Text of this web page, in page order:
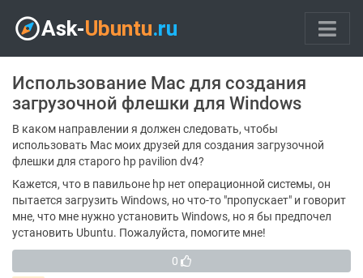
Использование Mac для создания
загрузочной флешки для Windows
В каком направлении я должен следовать, чтобы
использовать Mac моих друзей для создания загрузочной
флешки для старого hp pavilion dv4?
Кажется, что в павильоне hp нет операционной системы, он
пытается загрузить Windows, но что-то "пропускает" и говорит
мне, что мне нужно установить Windows, но я бы предпочел
установить Ubuntu. Пожалуйста, помогите мне!
0